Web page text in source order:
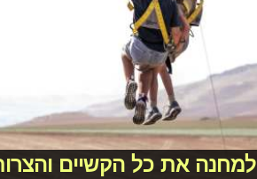
את כל הקשיים